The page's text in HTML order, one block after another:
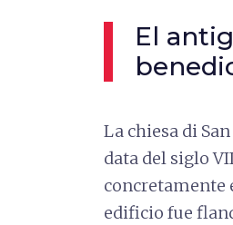
El
La chiesa di
data del siglo
concretamente
edificio fue